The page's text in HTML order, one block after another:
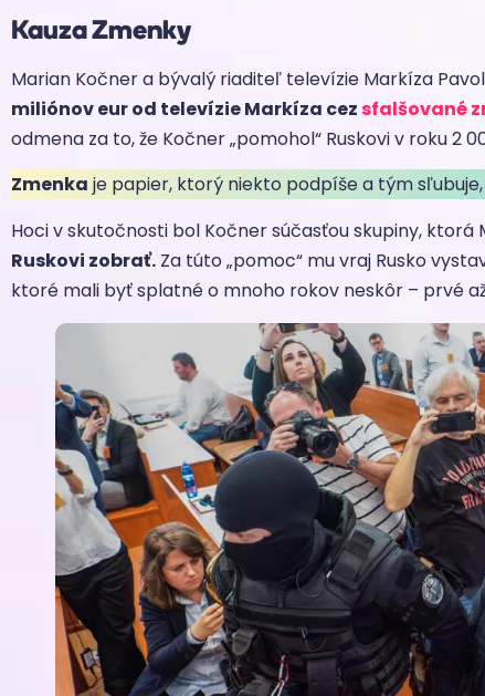
Kauza Zmenky
Marian Kočner a bývalý riaditeľ televízie Markíza
miliónov eur od televízie Markíza cezsfalšované
odmena za to, že Kočner „pomohol“ Ruskovi v roku
Zmenka je papier, ktorý niekto podpíše a tým
Hoci v skutočnosti bol Kočner súčasťou skupiny, ktorá
Ruskovi zobrať. Za túto „pomoc“ mu vraj Rusko
ktoré mali byť splatné o mnoho rokov neskôr – prvé až